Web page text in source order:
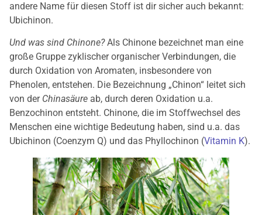
andere Name für diesen Stoff ist dir sicher auch bekannt:
Ubichinon.
Und was sind Chinone?Als Chinone bezeichnet man eine
große Gruppe zyklischer organischer Verbindungen, die
durch Oxidation von Aromaten, insbesondere von
Phenolen, entstehen. Die Bezeichnung „Chinon“ leitet sich
von der Chinasäure ab, durch deren Oxidation u.a.
Benzochinon entsteht. Chinone, die im Stoffwechsel des
Menschen eine wichtige Bedeutung haben, sind u.a. das
Ubichinon (Coenzym Q) und das Phyllochinon (Vitamin K).